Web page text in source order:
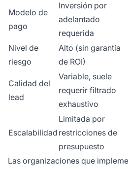
Modelo de
pago
Inversión por
adelantado
requerida
Nivel de
riesgo
Alto (sin garantía
de ROI)
Calidad del
lead
Variable, suele
requerir filtrado
exhaustivo
Escalabilidad
Limitada por
restricciones de
presupuesto
Las organizaciones que